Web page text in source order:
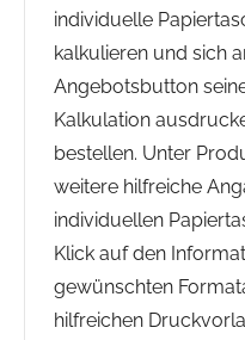
individuelle
kalkulieren und sich
Angebotsbutton
Kalkulation
bestellen. Unter
weitere hilfreiche
individuellen
Klick auf den
gewünschten
hilfreichen